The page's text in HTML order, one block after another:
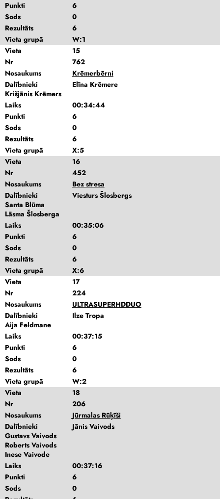
Punkti
6
Sods
0
Rezultāts
6
Vieta grupā
W:1
Vieta
15
Nr
762
Nosaukums
Krēmerbērni
Dalībnieki
Elīna Krēmere
Krišjānis Krēmers
Laiks
00:34:44
Punkti
6
Sods
0
Rezultāts
6
Vieta grupā
X:5
Vieta
16
Nr
452
Nosaukums
Bez stresa
Dalībnieki
Viesturs Šlosbergs
Santa Blūma
Lāsma Šlosberga
Laiks
00:35:06
Punkti
6
Sods
0
Rezultāts
6
Vieta grupā
X:6
Vieta
17
Nr
224
Nosaukums
ULTRASUPERHDDUO
Dalībnieki
Ilze Tropa
Aija Feldmane
Laiks
00:37:15
Punkti
6
Sods
0
Rezultāts
6
Vieta grupā
W:2
Vieta
18
Nr
206
Nosaukums
Jūrmalas Rūķīši
Dalībnieki
Jānis Vaivods
Gustavs Vaivods
Roberts Vaivods
Inese Vaivode
Laiks
00:37:16
Punkti
6
Sods
0